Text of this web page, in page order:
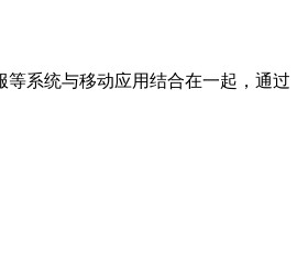
系统与移动应用结合在一起，通过